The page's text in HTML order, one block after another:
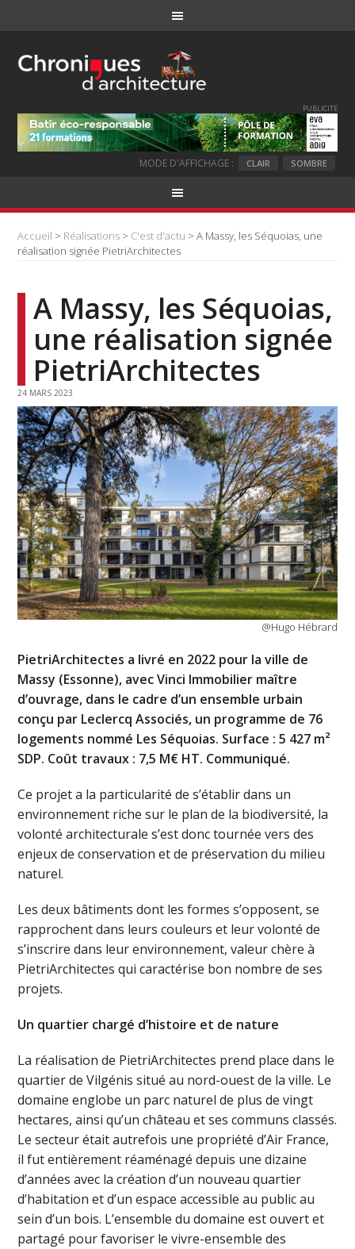
PUBLICITE
MODE D'AFFICHAGE : CLAIR SOMBRE
Accueil > Réalisations > C'est d'actu > A Massy, les Séquoias, une
réalisation signée PietriArchitectes
A Massy, les Séquoias,
une réalisation signée
PietriArchitectes
24 MARS 2023
@Hugo Hébrard
PietriArchitectes a livré en 2022 pour la ville de
Massy (Essonne), avec Vinci Immobilier maître
d’ouvrage, dans le cadre d’un ensemble urbain
conçu par Leclercq Associés, un programme de 76
logements nommé Les Séquoias. Surface : 5 427 m²
SDP. Coût travaux : 7,5 M€ HT. Communiqué.
Ce projet a la particularité de s’établir dans un
environnement riche sur le plan de la biodiversité, la
volonté architecturale s’est donc tournée vers des
enjeux de conservation et de préservation du milieu
naturel.
Les deux bâtiments dont les formes s’opposent, se
rapprochent dans leurs couleurs et leur volonté de
s’inscrire dans leur environnement, valeur chère à
PietriArchitectes qui caractérise bon nombre de ses
projets.
Un quartier chargé d’histoire et de nature
La réalisation de PietriArchitectes prend place dans le
quartier de Vilgénis situé au nord-ouest de la ville. Le
domaine englobe un parc naturel de plus de vingt
hectares, ainsi qu’un château et ses communs classés.
Le secteur était autrefois une propriété d’Air France,
il fut entièrement réaménagé depuis une dizaine
d’années avec la création d’un nouveau quartier
d’habitation et d’un espace accessible au public au
sein d’un bois. L’ensemble du domaine est ouvert et
partagé pour favoriser le vivre-ensemble des